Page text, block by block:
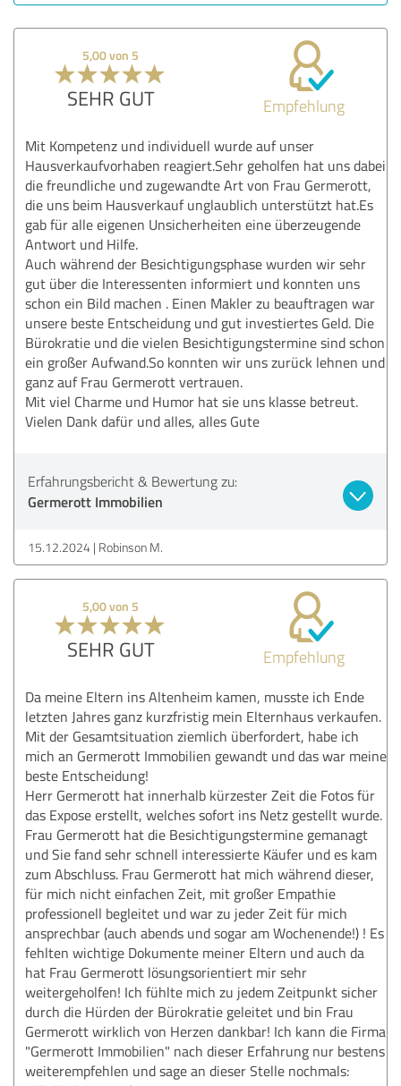
5,00 von 5
SEHR GUT Empfehlung
Mit Kompetenz und individuell wurde auf unser
Hausverkaufvorhaben reagiert.Sehr geholfen hat uns dabei
die freundliche und zugewandte Art von Frau Germerott,
die uns beim Hausverkauf unglaublich unterstützt hat.Es
gab für alle eigenen Unsicherheiten eine überzeugende
Antwort und Hilfe.
Auch während der Besichtigungsphase wurden wir sehr
gut über die Interessenten informiert und konnten uns
schon ein Bild machen . Einen Makler zu beauftragen war
unsere beste Entscheidung und gut investiertes Geld. Die
Bürokratie und die vielen Besichtigungstermine sind schon
ein großer Aufwand.So konnten wir uns zurück lehnen und
ganz auf Frau Germerott vertrauen.
Mit viel Charme und Humor hat sie uns klasse betreut.
Vielen Dank dafür und alles, alles Gute
Erfahrungsbericht & Bewertung zu:
Germerott Immobilien
15.12.2024 Robinson M.
5,00 von 5
SEHR GUT Empfehlung
Da meine Eltern ins Altenheim kamen, musste ich Ende
letzten Jahres ganz kurzfristig mein Elternhaus verkaufen.
Mit der Gesamtsituation ziemlich überfordert, habe ich
mich an Germerott Immobilien gewandt und das war meine
beste Entscheidung!
Herr Germerott hat innerhalb kürzester Zeit die Fotos für
das Expose erstellt, welches sofort ins Netz gestellt wurde.
Frau Germerott hat die Besichtigungstermine gemanagt
und Sie fand sehr schnell interessierte Käufer und es kam
zum Abschluss. Frau Germerott hat mich während dieser,
für mich nicht einfachen Zeit, mit großer Empathie
professionell begleitet und war zu jeder Zeit für mich
ansprechbar (auch abends und sogar am Wochenende!) ! Es
fehlten wichtige Dokumente meiner Eltern und auch da
hat Frau Germerott lösungsorientiert mir sehr
weitergeholfen! Ich fühlte mich zu jedem Zeitpunkt sicher
durch die Hürden der Bürokratie geleitet und bin Frau
Germerott wirklich von Herzen dankbar! Ich kann die Firma
"Germerott Immobilien" nach dieser Erfahrung nur bestens
weiterempfehlen und sage an dieser Stelle nochmals: